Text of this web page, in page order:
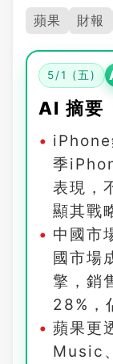
蘋果 財報
5/1 (五)
AI 摘要
iPhone
季
表現，
顯其戰
中國市
國市場
擎，銷
28%，
蘋果更
Music